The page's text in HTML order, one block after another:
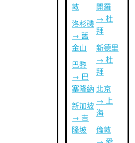
敦
洛杉磯
→ 舊
金山
巴黎
→ 巴
塞隆納
新加坡
→ 吉
隆坡
開羅
→ 杜
拜
新德里
→ 杜
拜
北京
→ 上
海
倫敦